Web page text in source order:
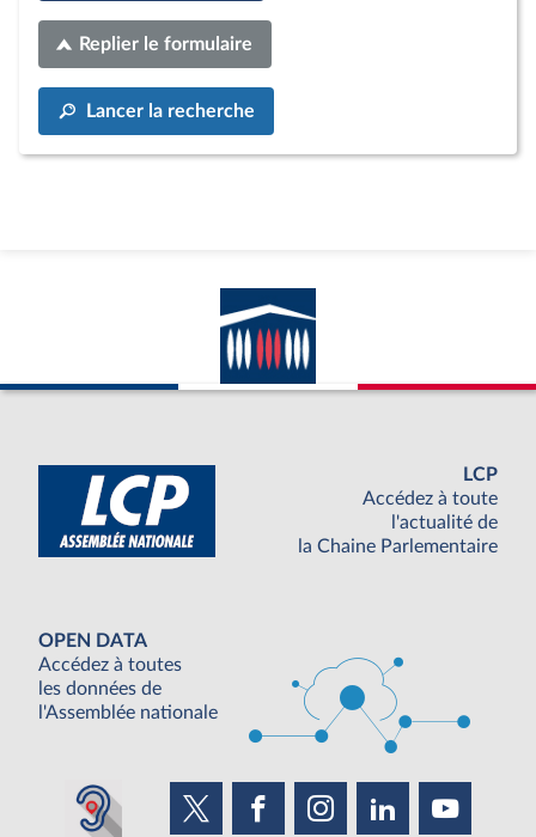
Replier le formulaire
Lancer la recherche
LCP
Accédez à toute
l'actualité de
la Chaine Parlementaire
OPEN DATA
Accédez à toutes
les données de
l'Assemblée nationale